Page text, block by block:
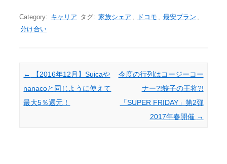
Category: キャリア タグ: 家族シェア , ドコモ , 最安プラン ,
分け合い
Post navigation
←
【2016年12月】Suicaや
nanacoと同じように使えて
最大5％還元！
今度の行列はコージーコー
ナー?!餃子の王将?!
「SUPER FRIDAY」第2弾
2017年春開催 →